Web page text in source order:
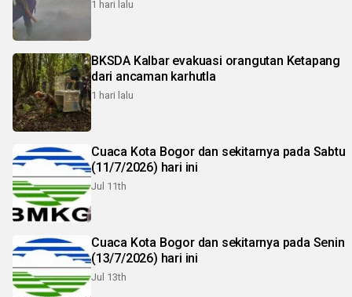
1 hari lalu
BKSDA Kalbar evakuasi orangutan Ketapang
dari ancaman karhutla
1 hari lalu
Cuaca Kota Bogor dan sekitarnya pada Sabtu
(11/7/2026) hari ini
Jul 11th
Cuaca Kota Bogor dan sekitarnya pada Senin
(13/7/2026) hari ini
Jul 13th